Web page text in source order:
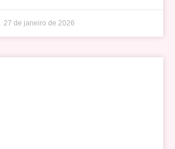
27 de janeiro de 2026